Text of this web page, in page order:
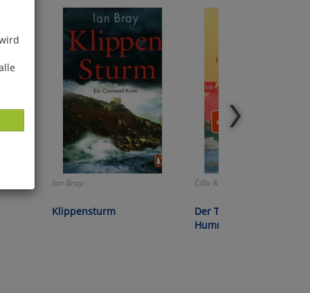
Ian Bray:
Klippensturm
Cilla & Rolf Börjlind:
Der Tag, an dem die
Hummer wiederkamen